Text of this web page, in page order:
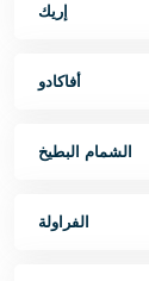
إريك
أفاكادو
الشمام البطيخ
الفراولة